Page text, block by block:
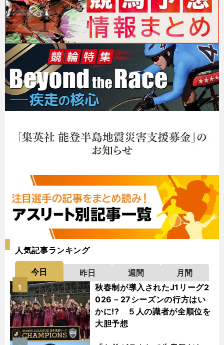
人気記事ランキング
今日 昨日 週間
月間
秋春制が導入されたJ1リーグ2
026－27シーズンの行方はい
かに!? ５人の識者が全順位を
大胆予想
1